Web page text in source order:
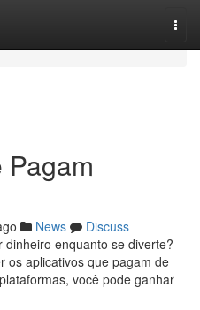
News
Discuss
enquanto se diverte?
os aplicativos que pagam de
você pode ganhar